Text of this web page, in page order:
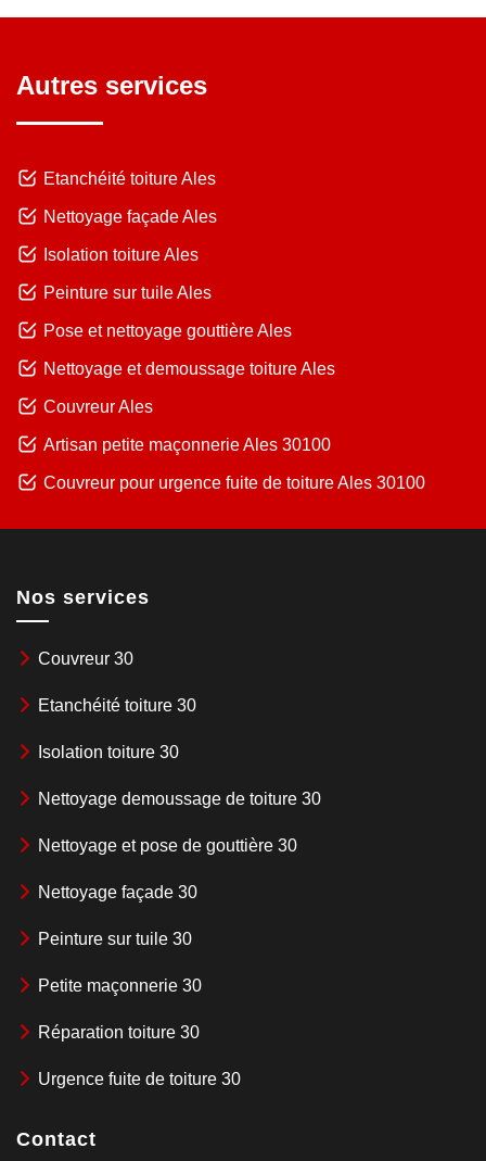
Autres services
Etanchéité toiture Ales
Nettoyage façade Ales
Isolation toiture Ales
Peinture sur tuile Ales
Pose et nettoyage gouttière Ales
Nettoyage et demoussage toiture Ales
Couvreur Ales
Artisan petite maçonnerie Ales 30100
Couvreur pour urgence fuite de toiture Ales 30100
Nos services
Couvreur 30
Etanchéité toiture 30
Isolation toiture 30
Nettoyage demoussage de toiture 30
Nettoyage et pose de gouttière 30
Nettoyage façade 30
Peinture sur tuile 30
Petite maçonnerie 30
Réparation toiture 30
Urgence fuite de toiture 30
Contact